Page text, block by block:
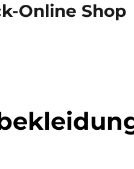
Online Shop